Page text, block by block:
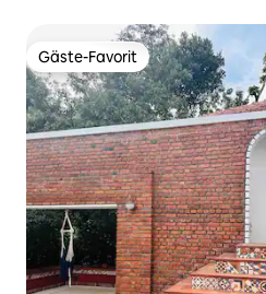
Gäste-Favorit
Gäste-Favorit